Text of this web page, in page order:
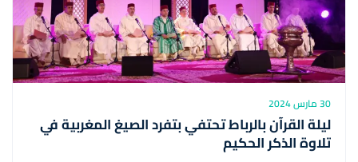
30 مارس 2024
ليلة القرآن بالرباط تحتفي بتفرد الصيغ المغربية في
تلاوة الذكر الحكيم